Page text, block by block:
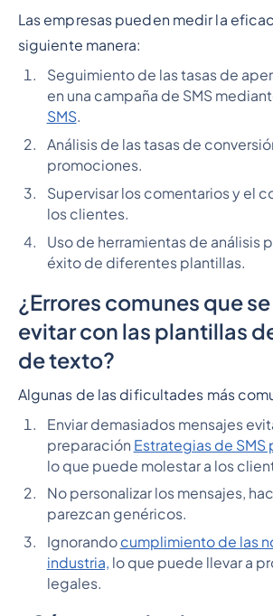
Las empresas pueden medir la
siguiente manera:
Seguimiento de las tasas de
en una campaña de SMS
SMS.
Análisis de las tasas de
promociones.
Supervisar los comentarios y el
los clientes.
Uso de herramientas de análisis
éxito de diferentes plantillas.
¿Errores comunes que
evitar con las plantillas
de texto?
Algunas de las dificultades más
Enviar demasiados mensajes
preparación Estrategias de
lo que puede molestar a los
No personalizar los mensajes,
parezcan genéricos.
Ignorando cumplimiento de las
industria, lo que puede llevar a
legales.